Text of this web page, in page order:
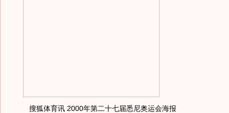
搜狐体育讯 2000年第二十七届悉尼奥运会海报